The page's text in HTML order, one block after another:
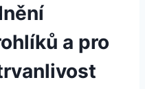
a pro